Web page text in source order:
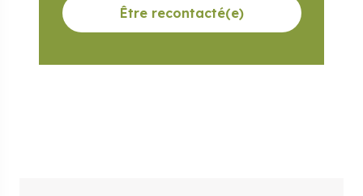
Être recontacté(e)